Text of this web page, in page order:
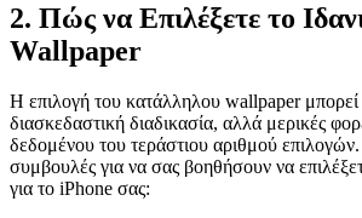
2. Πώς να Επιλέξετε το
Wallpaper
Η επιλογή του κατάλληλου wallpaper μπορεί
διασκεδαστική διαδικασία, αλλά μερικές
δεδομένου του τεράστιου αριθμού
συμβουλές για να σας βοηθήσουν να
για το iPhone σας: